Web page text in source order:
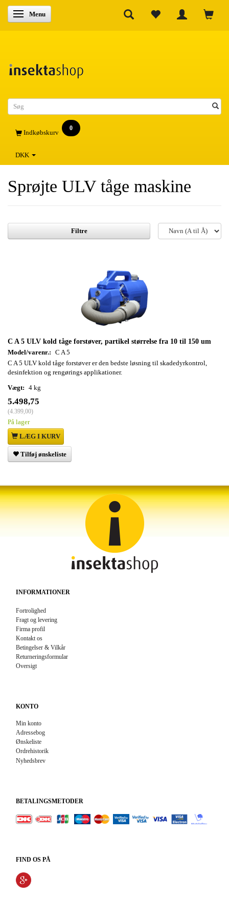
Skifte navigation
Menu
Indkøbskurv
0
DKK
Sprøjte ULV tåge maskine
Filtre
C A 5 ULV kold tåge forstøver, partikel størrelse fra 10 til 150 um
Model/varenr.: C A 5
C A 5 ULV kold tåge forstøver er den bedste løsning til skadedyrkontrol,
desinfektion og rengørings applikationer.
Vægt: 4 kg
5.498,75
(4.399,00)
På lager
LÆG I KURV
Tilføj ønskeliste
INFORMATIONER
Fortrolighed
Fragt og levering
Firma profil
Kontakt os
Betingelser & Vilkår
Returneringsformular
Oversigt
KONTO
Min konto
Adressebog
Ønskeliste
Ordrehistorik
Nyhedsbrev
BETALINGSMETODER
FIND OS PÅ